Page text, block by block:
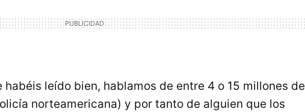
habéis leído bien, hablamos de entre 4 o 15 millones de
norteamericana) y por tanto de alguien que los